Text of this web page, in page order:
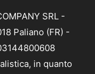
SRL -
Paliano (FR) -
in quanto